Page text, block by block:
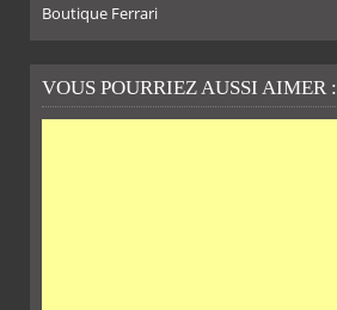
Boutique Ferrari
VOUS POURRIEZ AUSSI AIMER :